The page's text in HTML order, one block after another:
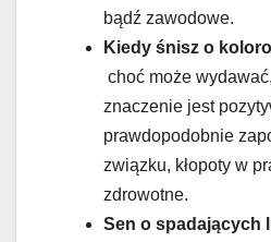
bądź zawodowe.
Kiedy śnisz o
choć może
znaczenie jest
prawdopodobnie
związku, kłopoty w
zdrowotne.
Sen o spadających